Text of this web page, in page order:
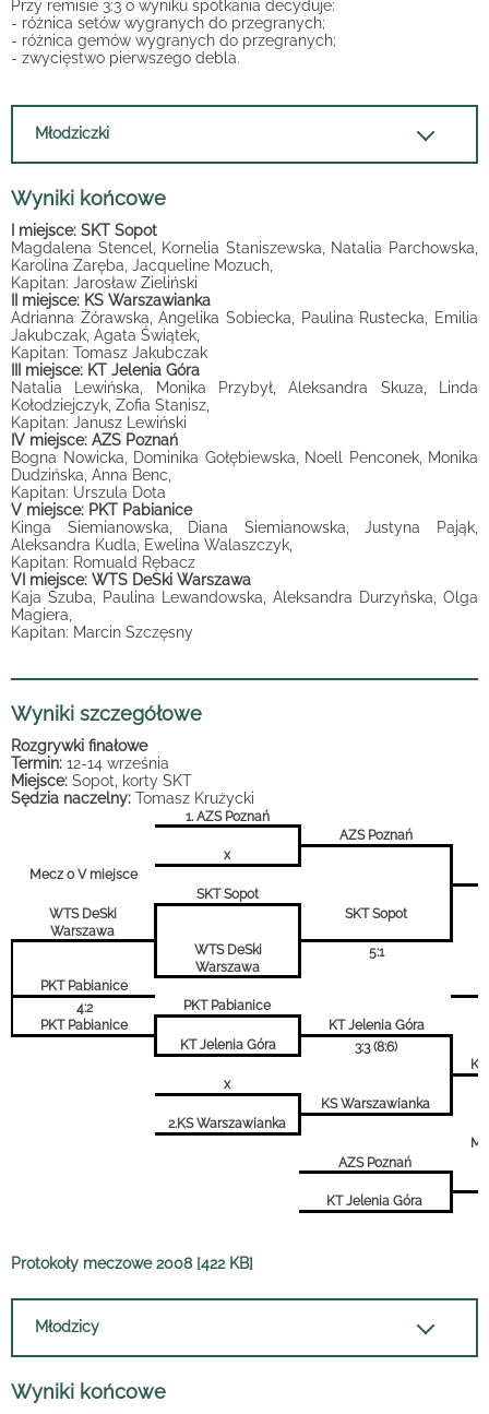
Przy remisie 3:3 o wyniku spotkania decyduje:
- różnica setów wygranych do przegranych;
- różnica gemów wygranych do przegranych;
- zwycięstwo pierwszego debla.
Młodziczki
Wyniki końcowe
I miejsce: SKT Sopot
Magdalena Stencel, Kornelia Staniszewska, Natalia Parchowska,
Karolina Zaręba, Jacqueline Mozuch,
Kapitan: Jarosław Zieliński
II miejsce: KS Warszawianka
Adrianna Żórawska, Angelika Sobiecka, Paulina Rustecka, Emilia
Jakubczak, Agata Świątek,
Kapitan: Tomasz Jakubczak
III miejsce: KT Jelenia Góra
Natalia Lewińska, Monika Przybył, Aleksandra Skuza, Linda
Kołodziejczyk, Zofia Stanisz,
Kapitan: Janusz Lewiński
IV miejsce: AZS Poznań
Bogna Nowicka, Dominika Gołębiewska, Noell Penconek, Monika
Dudzińska, Anna Benc,
Kapitan: Urszula Dota
V miejsce: PKT Pabianice
Kinga Siemianowska, Diana Siemianowska, Justyna Pająk,
Aleksandra Kudla, Ewelina Walaszczyk,
Kapitan: Romuald Rębacz
VI miejsce: WTS DeSki Warszawa
Kaja Szuba, Paulina Lewandowska, Aleksandra Durzyńska, Olga
Magiera,
Kapitan: Marcin Szczęsny
Wyniki szczegółowe
Rozgrywki finałowe
Termin: 12-14 września
Miejsce: Sopot, korty SKT
Sędzia naczelny: Tomasz Krużycki
1. AZS Poznań
AZS Poznań
x
Mecz o V miejsce
SKT Sopot
WTS DeSki
Warszawa
SKT Sopot
WTS DeSki
Warszawa
5:1
PKT Pabianice
4:2
PKT Pabianice
PKT Pabianice
KT Jelenia Góra
KT Jelenia Góra
3:3 (8:6)
x
KS Warszawianka
2.KS Warszawianka
AZS Poznań
KT Jelenia Góra
Protokoły meczowe 2008 [422 KB]
Młodzicy
Wyniki końcowe